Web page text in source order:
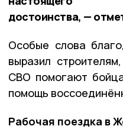
достоинства, —
Особые слова
выразил
СВО помогают
помощь
Рабочая поездка в